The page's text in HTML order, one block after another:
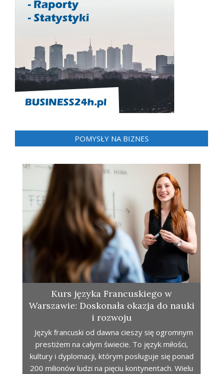
POMYSŁY NA BIZNES
Kurs języka Francuskiego w
Warszawie: Doskonała okazja do nauki
i rozwoju
Język francuski od dawna cieszy się ogromnym
prestiżem na całym świecie. To język miłości,
kultury i dyplomacji, którym posługuje się ponad
200 milionów ludzi na pięciu kontynentach. Wielu